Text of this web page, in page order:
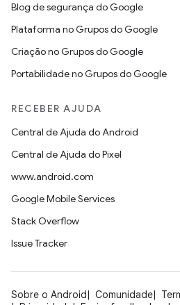
Blog de segurança do Google
Plataforma no Grupos do Google
Criação no Grupos do Google
Portabilidade no Grupos do Google
RECEBER AJUDA
Central de Ajuda do Android
Central de Ajuda do Pixel
www.android.com
Google Mobile Services
Stack Overflow
Issue Tracker
Sobre o Android Comunidade